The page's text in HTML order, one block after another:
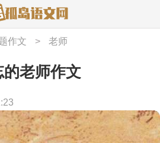
作文 > 老师
的老师作文